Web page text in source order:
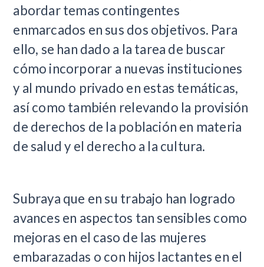
abordar temas contingentes
enmarcados en sus dos objetivos. Para
ello, se han dado a la tarea de buscar
cómo incorporar a nuevas instituciones
y al mundo privado en estas temáticas,
así como también relevando la provisión
de derechos de la población en materia
de salud y el derecho a la cultura.
Subraya que en su trabajo han logrado
avances en aspectos tan sensibles como
mejoras en el caso de las mujeres
embarazadas o con hijos lactantes en el